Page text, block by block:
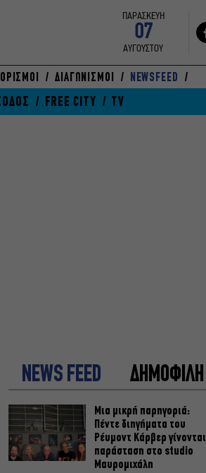
ΠΑΡΑΣΚΕΥΗ
07
ΑΥΓΟΥΣΤΟΥ
ΔΙΑΓΩΝΙΣΜΟΙ NEWSFEED
FREE CITY TV
NEWS FEED ΔΗΜΟΦΙΛΗ
Μια μικρή παρηγοριά:
Πέντε διηγήματα του
Ρέυμοντ Κάρβερ γίνονται
παράσταση στο studio
Μαυρομιχάλη